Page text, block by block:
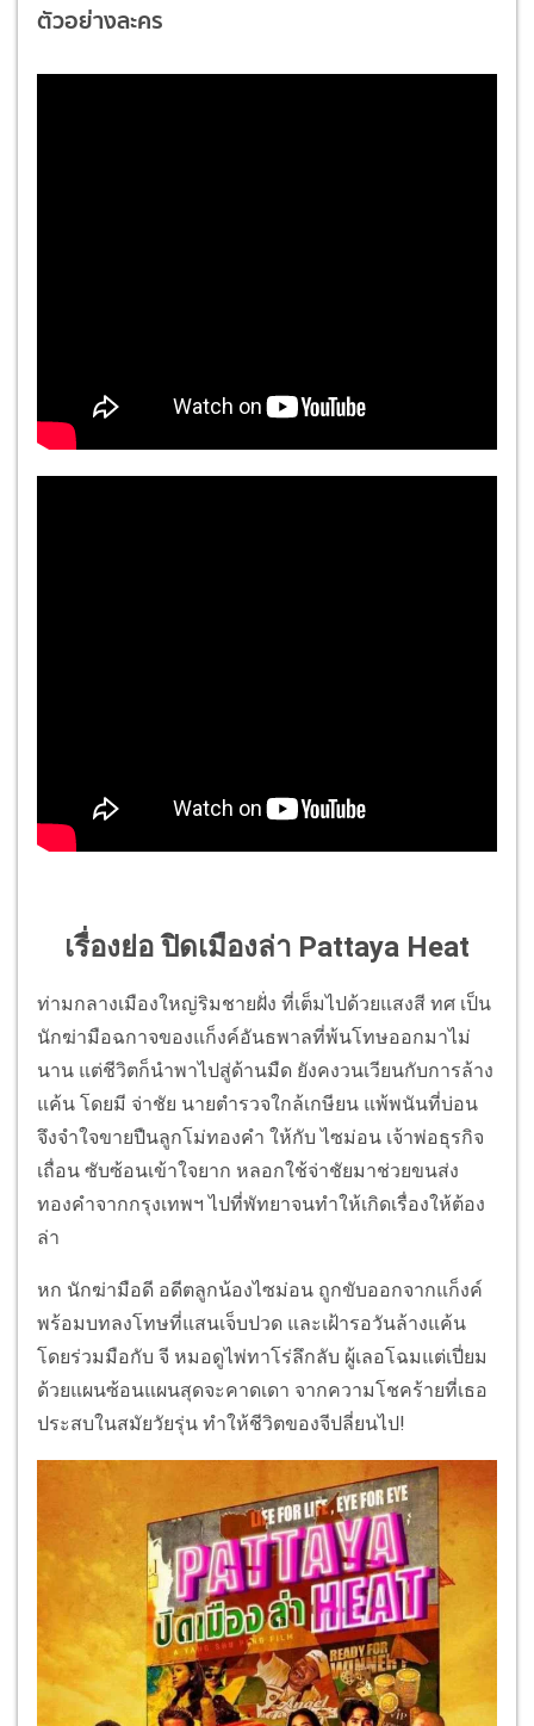
ตัวอย่างละคร
เรื่องย่อ ปิดเมืองล่า Pattaya Heat
ท่ามกลางเมืองใหญ่ริมชายฝั่ง ที่เต็มไปด้วยแสงสี ทศ เป็น
นักฆ่ามือฉกาจของแก็งค์อันธพาลที่พ้นโทษออกมาไม่
นาน แต่ชีวิตก็นำพาไปสู่ด้านมืด ยังคงวนเวียนกับการล้าง
แค้น โดยมี จ่าชัย นายตำรวจใกล้เกษียน แพ้พนันที่บ่อน
จึงจำใจขายปืนลูกโม่ทองคำ ให้กับ ไซม่อน เจ้าพ่อธุรกิจ
เถื่อน ซับซ้อนเข้าใจยาก หลอกใช้จ่าชัยมาช่วยขนส่ง
ทองคำจากกรุงเทพฯ ไปที่พัทยาจนทำให้เกิดเรื่องให้ต้อง
ล่า
หก นักฆ่ามือดี อดีตลูกน้องไซม่อน ถูกขับออกจากแก็งค์
พร้อมบทลงโทษที่แสนเจ็บปวด และเฝ้ารอวันล้างแค้น
โดยร่วมมือกับ จี หมอดูไพ่ทาโร่ลึกลับ ผู้เลอโฉมแต่เปี่ยม
ด้วยแผนซ้อนแผนสุดจะคาดเดา จากความโชคร้ายที่เธอ
ประสบในสมัยวัยรุ่น ทำให้ชีวิตของจีปลี่ยนไป!